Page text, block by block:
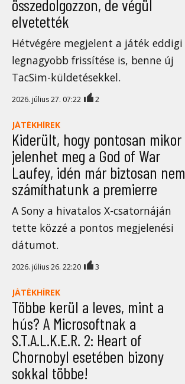
összedolgozzon, de végül
elvetették
Hétvégére megjelent a játék eddigi
legnagyobb frissítése is, benne új
TacSim-küldetésekkel.
2026. július 27. 07:22 2
JÁTÉKHÍREK
Kiderült, hogy pontosan mikor
jelenhet meg a God of War
Laufey, idén már biztosan nem
számíthatunk a premierre
A Sony a hivatalos X-csatornáján
tette közzé a pontos megjelenési
dátumot.
2026. július 26. 22:20 3
JÁTÉKHÍREK
Többe kerül a leves, mint a
hús? A Microsoftnak a
S.T.A.L.K.E.R. 2: Heart of
Chornobyl esetében bizony
sokkal többe!